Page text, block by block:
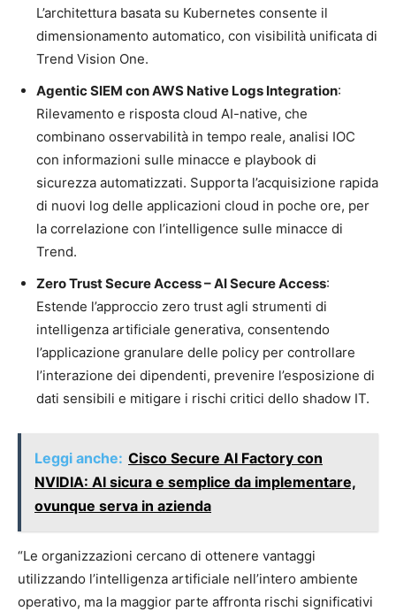
L’architettura basata su Kubernetes consente il
dimensionamento automatico, con visibilità unificata di
Trend Vision One.
Agentic SIEM con AWS Native Logs Integration:
Rilevamento e risposta cloud AI-native, che
combinano osservabilità in tempo reale, analisi IOC
con informazioni sulle minacce e playbook di
sicurezza automatizzati. Supporta l’acquisizione rapida
di nuovi log delle applicazioni cloud in poche ore, per
la correlazione con l’intelligence sulle minacce di
Trend.
Zero Trust Secure Access – AI Secure Access:
Estende l’approccio zero trust agli strumenti di
intelligenza artificiale generativa, consentendo
l’applicazione granulare delle policy per controllare
l’interazione dei dipendenti, prevenire l’esposizione di
dati sensibili e mitigare i rischi critici dello shadow IT.
Leggi anche: Cisco Secure AI Factory con
NVIDIA: AI sicura e semplice da implementare,
ovunque serva in azienda
“Le organizzazioni cercano di ottenere vantaggi
utilizzando l’intelligenza artificiale nell’intero ambiente
operativo, ma la maggior parte affronta rischi significativi